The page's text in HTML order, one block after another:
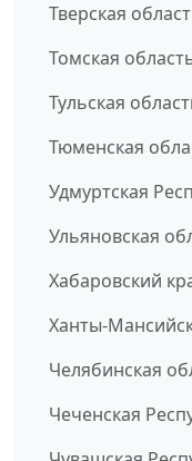
Тверская
Томская
Тульская
Тюменская
Удмуртская
Ульяновская
Хабаровский
Ханты-
Челябинская
Чеченская